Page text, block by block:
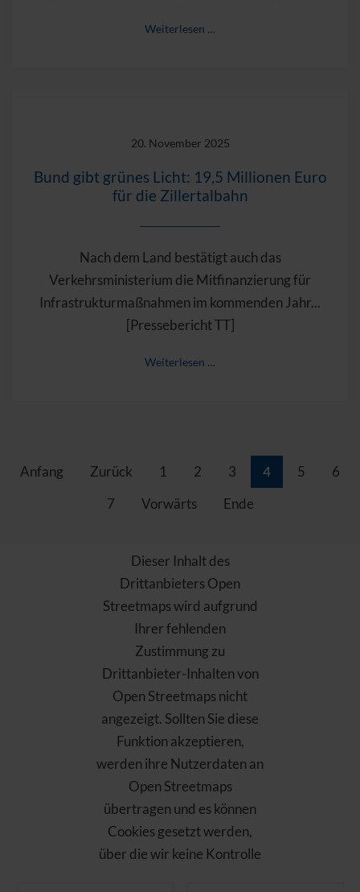
Weiterlesen …
20. November 2025
Bund gibt grünes Licht: 19,5 Millionen Euro
für die Zillertalbahn
Nach dem Land bestätigt auch das
Verkehrsministerium die Mitfinanzierung für
Infrastrukturmaßnahmen im kommenden Jahr...
[Pressebericht TT]
Weiterlesen …
Anfang Zurück 1 2 3 4 5
6
7
Vorwärts Ende
Dieser Inhalt des
Drittanbieters Open
Streetmaps wird aufgrund
Ihrer fehlenden
Zustimmung zu
Drittanbieter-Inhalten von
Open Streetmaps nicht
angezeigt. Sollten Sie diese
Funktion akzeptieren,
werden ihre Nutzerdaten an
Open Streetmaps
übertragen und es können
Cookies gesetzt werden,
über die wir keine Kontrolle